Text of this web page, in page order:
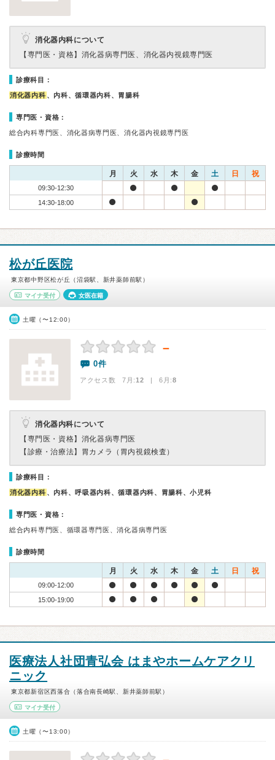
消化器内科について
【専門医・資格】 消化器病専門医、消化器内視鏡専門医
診療科目：
消化器内科 、内科、循環器内科、胃腸科
専門医・資格：
総合内科専門医、消化器病専門医、消化器内視鏡専門医
診療時間
月 火 水 木 金 土 日 祝
09:30-12:30
14:30-18:00
松が丘医院
東京都中野区松が丘（沼袋駅、新井薬師前駅）
マイナ受付 女医在籍
土曜（〜12:00）
－
0件
アクセス数 7月:12 | 6月:8
消化器内科について
【専門医・資格】 消化器病専門医
【診療・治療法】 胃カメラ（胃内視鏡検査）
診療科目：
消化器内科 、内科、呼吸器内科、循環器内科、胃腸科、小児科
専門医・資格：
総合内科専門医、循環器専門医、消化器病専門医
診療時間
月 火 水 木 金 土 日 祝
09:00-12:00
15:00-19:00
医療法人社団青弘会 はまやホームケアクリ
ニック
東京都新宿区西落合（落合南長崎駅、新井薬師前駅）
マイナ受付
土曜（〜13:00）